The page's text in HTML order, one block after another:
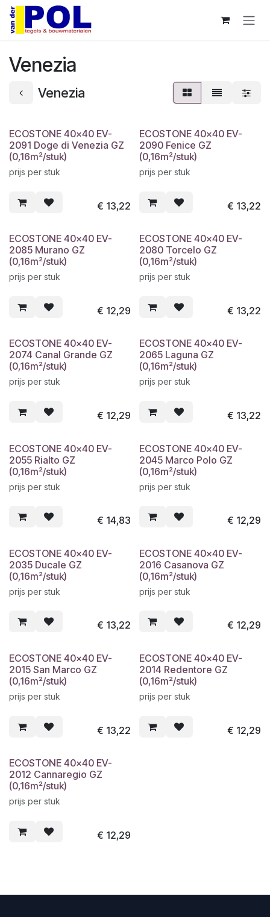
Overslaan naar inhoud
Venezia
Venezia
ECOSTONE 40x40 EV-
2091 Doge di Venezia GZ
(0,16m²/stuk)
prijs per stuk
€ 13,22
ECOSTONE 40x40 EV-
2090 Fenice GZ
(0,16m²/stuk)
prijs per stuk
€ 13,22
ECOSTONE 40x40 EV-
2085 Murano GZ
(0,16m²/stuk)
prijs per stuk
€ 12,29
ECOSTONE 40x40 EV-
2080 Torcelo GZ
(0,16m²/stuk)
prijs per stuk
€ 13,22
ECOSTONE 40x40 EV-
2074 Canal Grande GZ
(0,16m²/stuk)
prijs per stuk
€ 12,29
ECOSTONE 40x40 EV-
2065 Laguna GZ
(0,16m²/stuk)
prijs per stuk
€ 13,22
ECOSTONE 40x40 EV-
2055 Rialto GZ
(0,16m²/stuk)
prijs per stuk
€ 14,83
ECOSTONE 40x40 EV-
2045 Marco Polo GZ
(0,16m²/stuk)
prijs per stuk
€ 12,29
ECOSTONE 40x40 EV-
2035 Ducale GZ
(0,16m²/stuk)
prijs per stuk
€ 13,22
ECOSTONE 40x40 EV-
2016 Casanova GZ
(0,16m²/stuk)
prijs per stuk
€ 12,29
ECOSTONE 40x40 EV-
2015 San Marco GZ
(0,16m²/stuk)
prijs per stuk
€ 13,22
ECOSTONE 40x40 EV-
2014 Redentore GZ
(0,16m²/stuk)
prijs per stuk
€ 12,29
ECOSTONE 40x40 EV-
2012 Cannaregio GZ
(0,16m²/stuk)
prijs per stuk
€ 12,29